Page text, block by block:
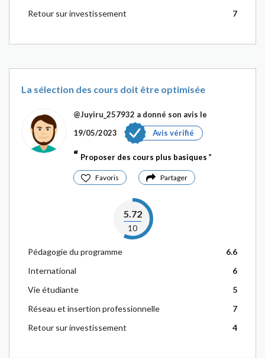
Retour sur investissement
7
La sélection des cours doit être optimisée
@Juyiru_257932 a donné son avis le
19/05/2023
Avis vérifié
Proposer des cours plus basiques
Favoris Partager
5.72
10
Pédagogie du programme
6.6
International
6
Vie étudiante
5
Réseau et insertion professionnelle
7
Retour sur investissement
4